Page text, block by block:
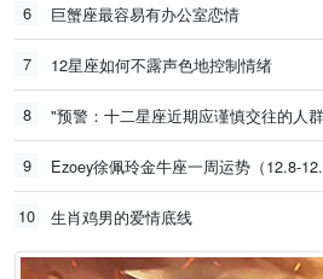
6 巨蟹座最容易有办公室恋情
7 12星座如何不露声色地控制情绪
8 "预警：十二星座近期应谨慎交往的人群
9 Ezoey徐佩玲金牛座一周运势（12.8-
10 生肖鸡男的爱情底线